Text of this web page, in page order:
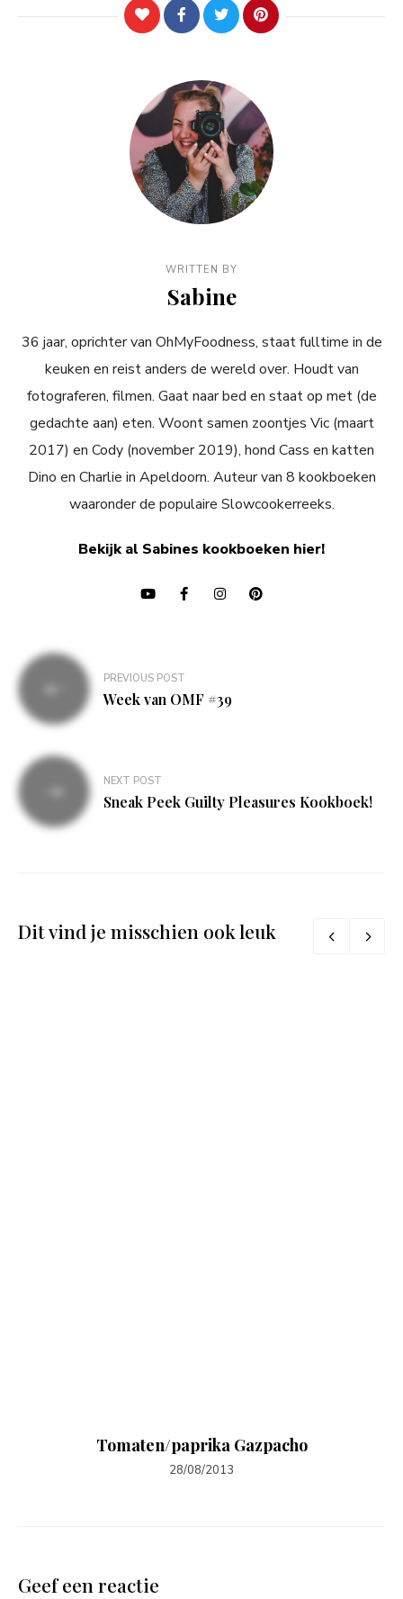
WRITTEN BY
Sabine
36 jaar, oprichter van OhMyFoodness, staat fulltime in de
keuken en reist anders de wereld over. Houdt van
fotograferen, filmen. Gaat naar bed en staat op met (de
gedachte aan) eten. Woont samen zoontjes Vic (maart
2017) en Cody (november 2019), hond Cass en katten
Dino en Charlie in Apeldoorn. Auteur van 8 kookboeken
waaronder de populaire Slowcookerreeks.
Bekijk al Sabines kookboeken hier!
Bericht
navigatie
PREVIOUS POST
Week van OMF #39
NEXT POST
Sneak Peek Guilty Pleasures Kookboek!
Dit vind je misschien ook leuk
Tomaten/paprika Gazpacho
28/08/2013
Geef een reactie